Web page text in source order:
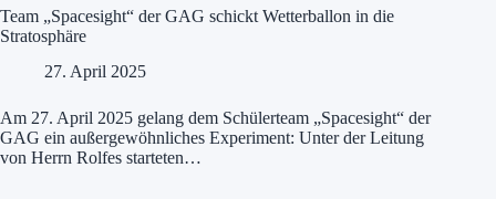
Team „Spacesight“ der GAG schickt Wetterballon in die
Stratosphäre
27. April 2025
Am 27. April 2025 gelang dem Schülerteam „Spacesight“ der
GAG ein außergewöhnliches Experiment: Unter der Leitung
von Herrn Rolfes starteten…